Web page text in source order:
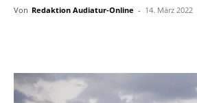
Von Redaktion Audiatur-Online - 14. März 2022